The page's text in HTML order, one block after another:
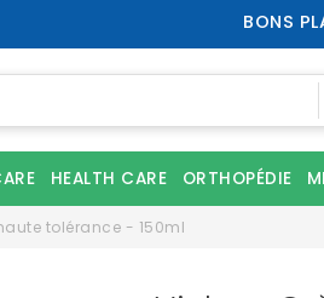
BONS
HEALTH CARE ORTHOPÉDIE
tolérance - 150ml